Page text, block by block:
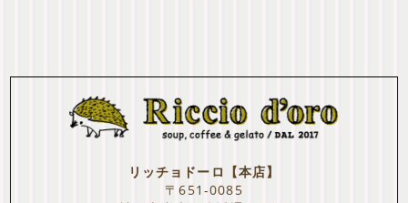
リッチョドーロ【本店】
〒651-0085